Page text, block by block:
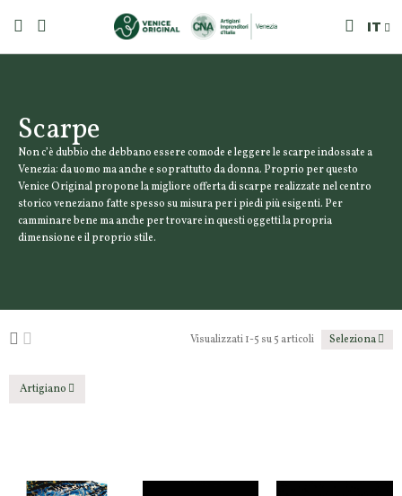
IT
Scarpe
Non c’è dubbio che debbano essere comode e leggere le scarpe indossate a
Venezia: da uomo ma anche e soprattutto da donna. Proprio per questo
Venice Original propone la migliore offerta di scarpe realizzate nel centro
storico veneziano fatte spesso su misura per i piedi più esigenti. Per
camminare bene ma anche per trovare in questi oggetti la propria
dimensione e il proprio stile.
Visualizzati 1-5 su 5 articoli Seleziona
Artigiano